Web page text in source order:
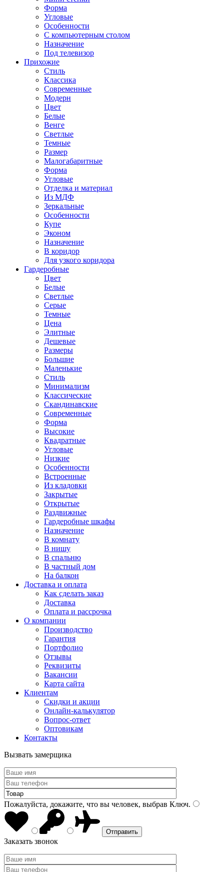
Форма
Угловые
Особенности
С компьютерным столом
Назначение
Под телевизор
Прихожие
Стиль
Классика
Современные
Модерн
Цвет
Белые
Венге
Светлые
Темные
Размер
Малогабаритные
Форма
Угловые
Отделка и материал
Из МДФ
Зеркальные
Особенности
Купе
Эконом
Назначение
В коридор
Для узкого коридора
Гардеробные
Цвет
Белые
Светлые
Серые
Темные
Цена
Элитные
Дешевые
Размеры
Большие
Маленькие
Стиль
Минимализм
Классические
Скандинавские
Современные
Форма
Высокие
Квадратные
Угловые
Низкие
Особенности
Встроенные
Из кладовки
Закрытые
Открытые
Раздвижные
Гардеробные шкафы
Назначение
В комнату
В нишу
В спальню
В частный дом
На балкон
Доставка и оплата
Как сделать заказ
Доставка
Оплата и рассрочка
О компании
Производство
Гарантия
Портфолио
Отзывы
Реквизиты
Вакансии
Карта сайта
Клиентам
Скидки и акции
Онлайн-калькулятор
Вопрос-ответ
Оптовикам
Контакты
Вызвать замерщика
Пожалуйста, докажите, что вы человек, выбрав Ключ.
Заказать звонок